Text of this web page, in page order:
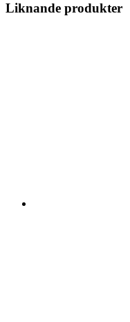
Liknande produkter